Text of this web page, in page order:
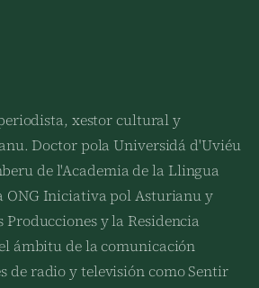
xestor cultural y
Doctor pola Universidá d'Uviéu
de l'Academia de la Llingua
ONG Iniciativa pol Asturianu y
y la Residencia
ámbitu de la comunicación
de radio y televisión como Sentir